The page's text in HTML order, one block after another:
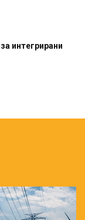
интегрирани